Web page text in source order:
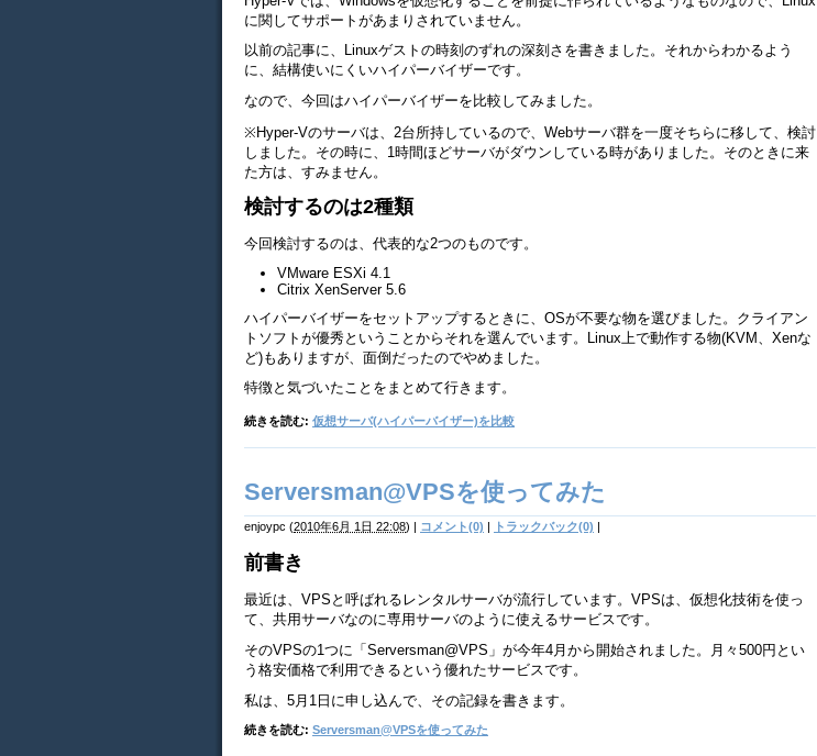
に関してサポートがあまりされていません。
以前の記事に、Linuxゲストの時刻のずれの深刻さを書きました。それからわかるよう
に、結構使いにくいハイパーバイザーです。
なので、今回はハイパーバイザーを比較してみました。
※Hyper-Vのサーバは、2台所持しているので、Webサーバ群を一度そちらに移して、検討
しました。その時に、1時間ほどサーバがダウンしている時がありました。そのときに来
た方は、すみません。
検討するのは2種類
今回検討するのは、代表的な2つのものです。
VMware ESXi 4.1
Citrix XenServer 5.6
ハイパーバイザーをセットアップするときに、OSが不要な物を選びました。クライアン
トソフトが優秀ということからそれを選んでいます。Linux上で動作する物(KVM、Xenな
ど)もありますが、面倒だったのでやめました。
特徴と気づいたことをまとめて行きます。
続きを読む: 仮想サーバ(ハイパーバイザー)を比較
Serversman@VPSを使ってみた
enjoypc (2010年6月 1日 22:08) | コメント(0) | トラックバック(0) |
前書き
最近は、VPSと呼ばれるレンタルサーバが流行しています。VPSは、仮想化技術を使っ
て、共用サーバなのに専用サーバのように使えるサービスです。
そのVPSの1つに「Serversman@VPS」が今年4月から開始されました。月々500円とい
う格安価格で利用できるという優れたサービスです。
私は、5月1日に申し込んで、その記録を書きます。
続きを読む: Serversman@VPSを使ってみた